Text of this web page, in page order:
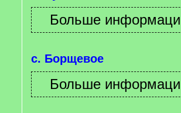
с. Борщевое